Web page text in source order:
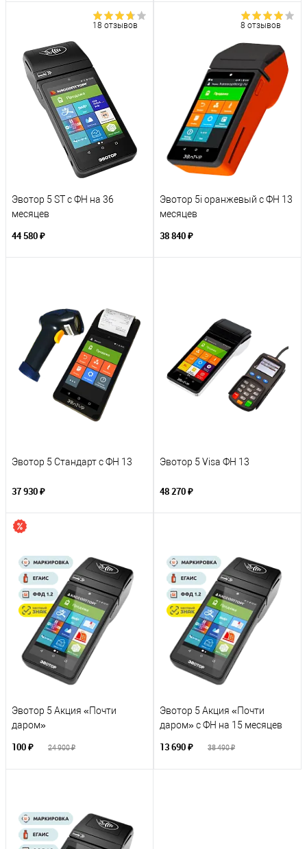
18 отзывов
Эвотор 5 ST с ФН на 36
месяцев
44 580 ₽
8 отзывов
Эвотор 5i оранжевый с ФН 13
месяцев
38 840 ₽
Эвотор 5 Стандарт с ФН 13
37 930 ₽
Эвотор 5 Visa ФН 13
48 270 ₽
Эвотор 5 Акция «Почти
даром»
100 ₽ 24 900 ₽
Эвотор 5 Акция «Почти
даром» с ФН на 15 месяцев
13 690 ₽ 38 490 ₽